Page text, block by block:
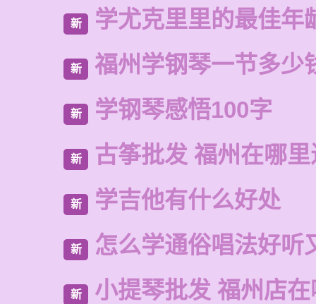
新 学尤克里里的最佳年
新 福州学钢琴一节多少
新 学钢琴感悟100字
新 古筝批发 福州在哪
新 学吉他有什么好处
新 怎么学通俗唱法好听
新 小提琴批发 福州店